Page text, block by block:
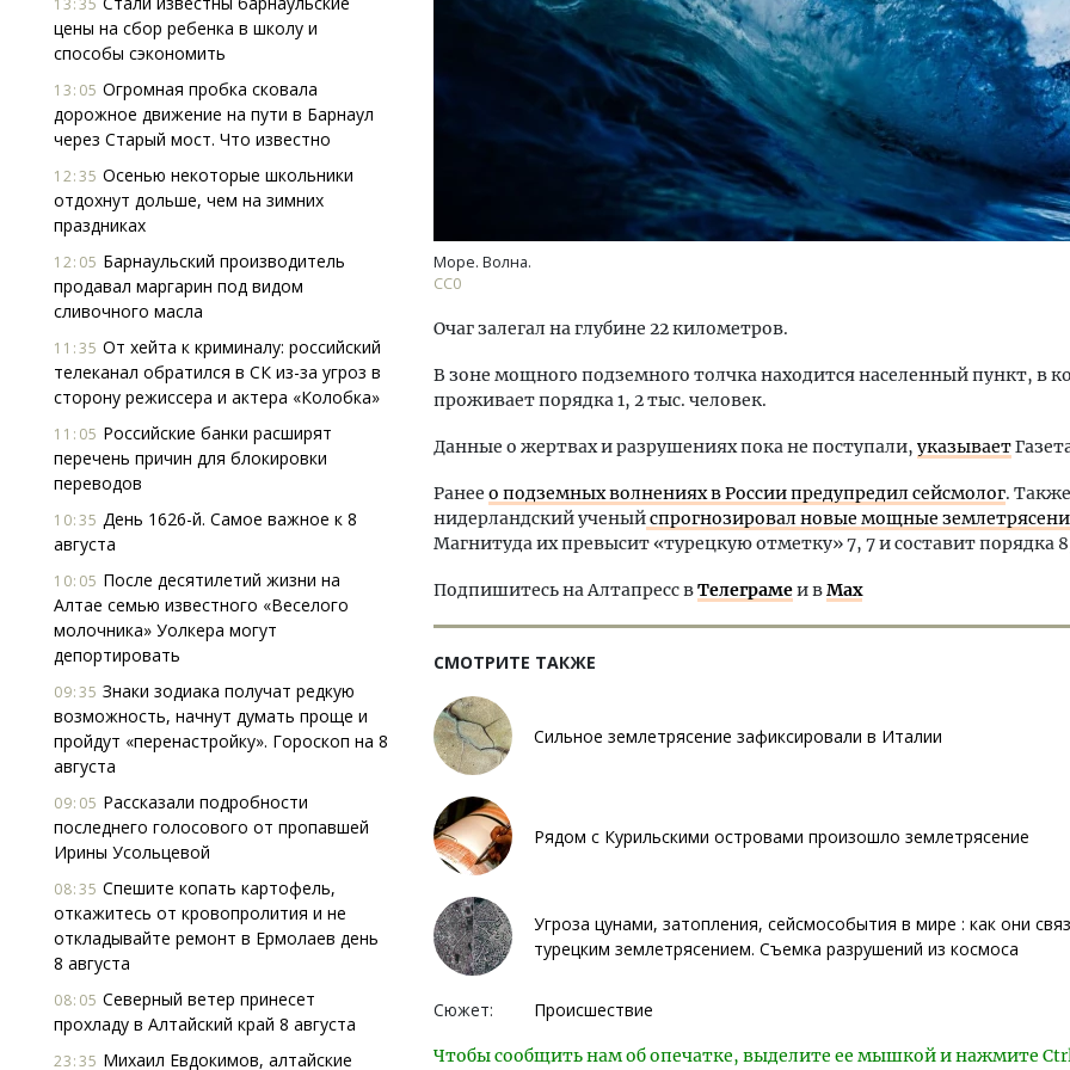
13:35
цены на сбор ребенка в школу и
способы сэкономить
13:05 Огромная пробка сковала
дорожное движение на пути в Барнаул
через Старый мост. Что известно
12:35 Осенью некоторые школьники
отдохнут дольше, чем на зимних
праздниках
12:05 Барнаульский производитель
продавал маргарин под видом
сливочного масла
11:35 От хейта к криминалу: российский
телеканал обратился в СК из-за угроз в
сторону режиссера и актера «Колобка»
11:05 Российские банки расширят
перечень причин для блокировки
переводов
10:35 День 1626-й. Самое важное к 8
августа
10:05 После десятилетий жизни на
Алтае семью известного «Веселого
молочника» Уолкера могут
депортировать
09:35 Знаки зодиака получат редкую
возможность, начнут думать проще и
пройдут «перенастройку». Гороскоп на 8
августа
09:05 Рассказали подробности
последнего голосового от пропавшей
Ирины Усольцевой
08:35 Спешите копать картофель,
откажитесь от кровопролития и не
откладывайте ремонт в Ермолаев день
8 августа
08:05 Северный ветер принесет
прохладу в Алтайский край 8 августа
23:35 Михаил Евдокимов, алтайские
Море. Волна.
СС0
Очаг залегал на глубине 22 километров.
В зоне мощного подземного толчка находится населенный пункт, в
проживает порядка 1, 2 тыс. человек.
Данные о жертвах и разрушениях пока не поступали, указывает
Ранее о подземных волнениях в России предупредил сейсмолог. Также
нидерландский ученыйспрогнозировал новые мощные
Магнитуда их превысит «турецкую отметку» 7, 7 и составит порядка
Подпишитесь на Алтапресс вТелеграмеи вMax
СМОТРИТЕ ТАКЖЕ
Сильное землетрясение зафиксировали в Италии
Рядом с Курильскими островами произошло землетрясение
Угроза цунами, затопления, сейсмособытия в мире : как они
турецким землетрясением. Съемка разрушений из космоса
Сюжет: Происшествие
Чтобы сообщить нам об опечатке, выделите ее мышкой и нажмите
Ищем новые берега. Гендиректор
«Жилищной инициативы» Юрий
оставаться на плаву, когда рынок
СТРОИТЕЛЬСТВО
Смелость архитектурных
Генеральный директор